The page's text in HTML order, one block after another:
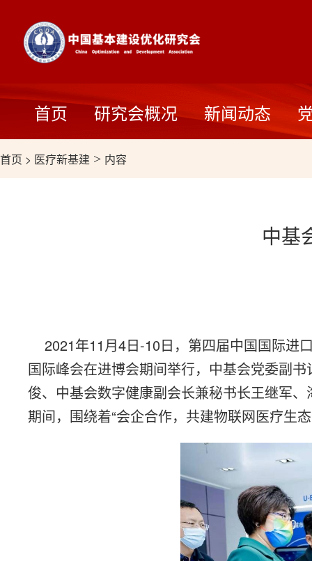
首页 研究会概况 新闻动态
首页 > 医疗新基建 > 内容
中基
2021年11月4日-10日，第四届中国国际进
国际峰会在进博会期间举行，中基会党委副
俊、中基会数字健康副会长兼秘书长王继军
期间，围绕着“会企合作，共建物联网医疗生